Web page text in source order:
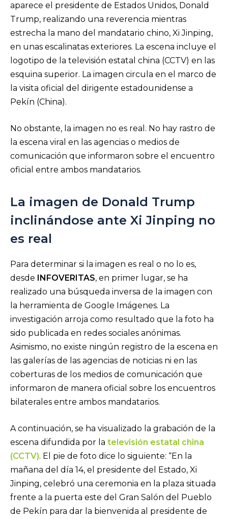
aparece el presidente de Estados Unidos, Donald
Trump, realizando una reverencia mientras
estrecha la mano del mandatario chino, Xi Jinping,
en unas escalinatas exteriores. La escena incluye el
logotipo de la televisión estatal china (CCTV) en las
esquina superior. La imagen circula en el marco de
la visita oficial del dirigente estadounidense a
Pekín (China).
No obstante, la imagen no es real. No hay rastro de
la escena viral en las agencias o medios de
comunicación que informaron sobre el encuentro
oficial entre ambos mandatarios.
La imagen de Donald Trump
inclinándose ante Xi Jinping no
es real
Para determinar si la imagen es real o no lo es,
desde
INFOVERITAS, en primer lugar, se ha
realizado una búsqueda inversa de la imagen con
la herramienta de Google Imágenes. La
investigación arroja como resultado que la foto ha
sido publicada en redes sociales anónimas.
Asimismo, no existe ningún registro de la escena en
las galerías de las agencias de noticias ni en las
coberturas de los medios de comunicación que
informaron de manera oficial sobre los encuentros
bilaterales entre ambos mandatarios.
A continuación, se ha visualizado la grabación de la
escena difundida por la televisión estatal china
(CCTV). El pie de foto dice lo siguiente: “En la
mañana del día 14, el presidente del Estado, Xi
Jinping, celebró una ceremonia en la plaza situada
frente a la puerta este del Gran Salón del Pueblo
de Pekín para dar la bienvenida al presidente de